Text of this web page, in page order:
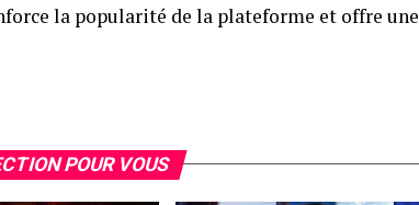
la popularité de la plateforme et offre une
POUR VOUS